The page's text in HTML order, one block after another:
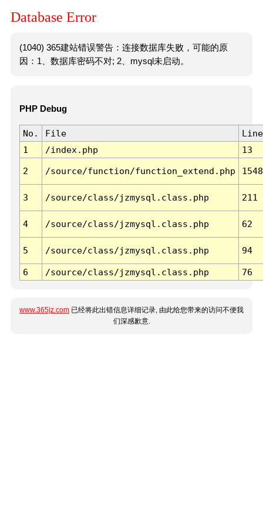
Database Error
(1040) 365建站错误警告：连接数据库失败，可能的原
因：1、数据库密码不对; 2、mysql未启动。
PHP Debug
No. File
Line
1
/index.php 13
2 /source/function/function_extend.php 1548
3 /source/class/jzmysql.class.php 211
4 /source/class/jzmysql.class.php 62
5 /source/class/jzmysql.class.php 94
6 /source/class/jzmysql.class.php 76
www.365jz.com 已经将此出错信息详细记录, 由此给您带来的访问不便我
们深感歉意.